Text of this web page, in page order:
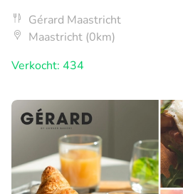
Gérard Maastricht
Maastricht (0km)
Verkocht: 434